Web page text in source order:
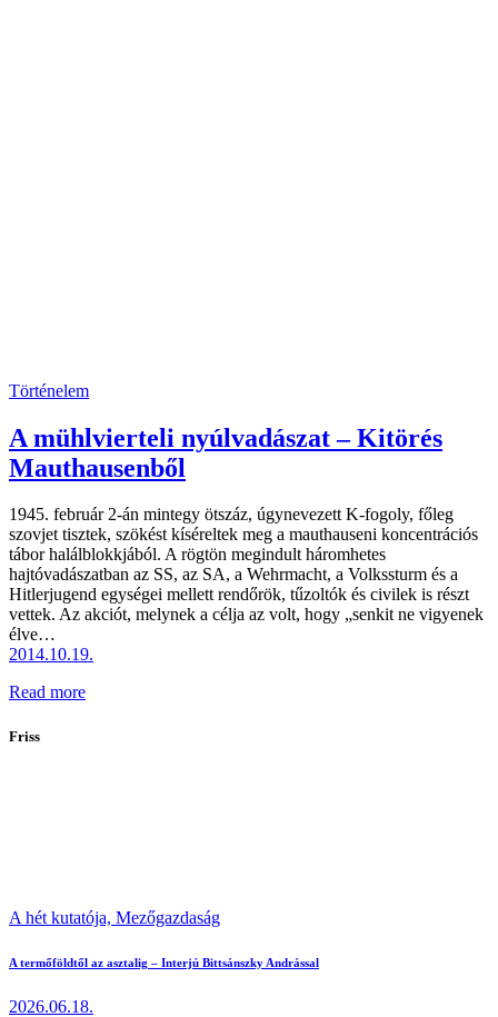
Történelem
A mühlvierteli nyúlvadászat – Kitörés
Mauthausenből
1945. február 2-án mintegy ötszáz, úgynevezett K-fogoly, főleg
szovjet tisztek, szökést kíséreltek meg a mauthauseni koncentrációs
tábor halálblokkjából. A rögtön megindult háromhetes
hajtóvadászatban az SS, az SA, a Wehrmacht, a Volkssturm és a
Hitlerjugend egységei mellett rendőrök, tűzoltók és civilek is részt
vettek. Az akciót, melynek a célja az volt, hogy „senkit ne vigyenek
élve…
2014.10.19.
Read more
Friss
A hét kutatója, Mezőgazdaság
A termőföldtől az asztalig – Interjú Bittsánszky Andrással
2026.06.18.